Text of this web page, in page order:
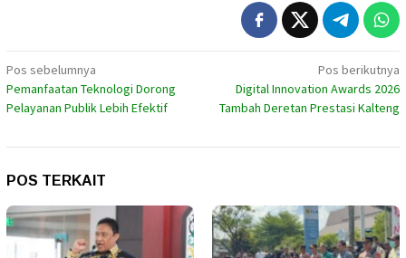
Navigasi
pos
Pos sebelumnya
Pemanfaatan Teknologi Dorong
Pelayanan Publik Lebih Efektif
Pos berikutnya
Digital Innovation Awards 2026
Tambah Deretan Prestasi Kalteng
POS TERKAIT